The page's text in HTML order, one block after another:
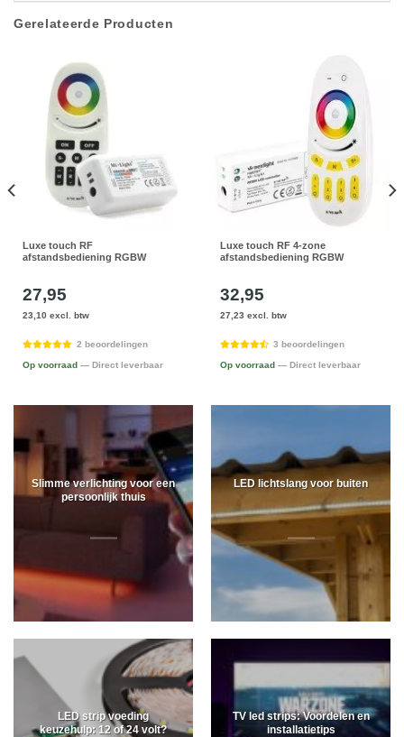
Gerelateerde Producten
Luxe touch RF
afstandsbediening RGBW
27,95
23,10 excl. btw
2 beoordelingen
Op voorraad — Direct leverbaar
Luxe touch RF 4-zone
afstandsbediening RGBW
32,95
27,23 excl. btw
3 beoordelingen
Op voorraad — Direct leverbaar
Slimme verlichting voor een
persoonlijk thuis
LED lichtslang voor buiten
LED strip voeding
keuzehulp: 12 of 24 volt?
TV led strips: Voordelen en
installatietips